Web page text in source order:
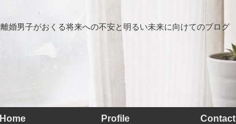
離婚男子がおくる将来への不安と明るい未来に向けてのブログ
Home Profile Contact